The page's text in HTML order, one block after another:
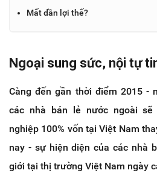
Mất dần lợi thế?
Ngoại sung sức, nội tự
Càng đến gần thời điểm 2015 -
các nhà bán lẻ nước ngoài sẽ
nghiệp 100% vốn tại Việt Nam
nay - sự hiện diện của các nhà
giới tại thị trường Việt Nam ngày